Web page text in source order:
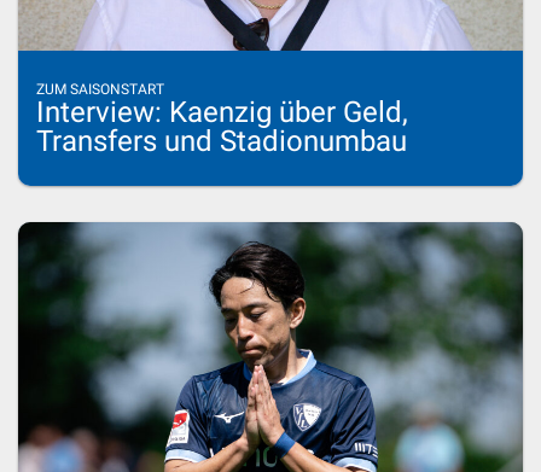
ZUM SAISONSTART
Interview: Kaenzig über Geld,
Transfers und Stadionumbau